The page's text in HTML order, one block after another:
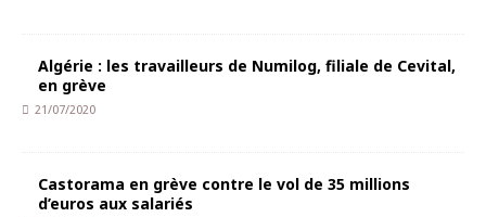
Algérie : les travailleurs de Numilog, filiale de Cevital,
en grève
21/07/2020
Castorama en grève contre le vol de 35 millions
d’euros aux salariés